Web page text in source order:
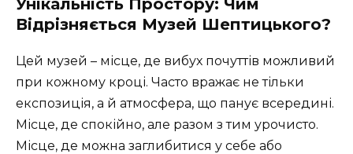
Відрізняється Музей Шептицького?
Цей музей – місце, де вибух почуттів можливий
при кожному кроці. Часто вражає не тільки
експозиція, а й атмосфера, що панує всередині.
Місце, де спокійно, але разом з тим урочисто.
Місце, де можна заглибитися у себе або